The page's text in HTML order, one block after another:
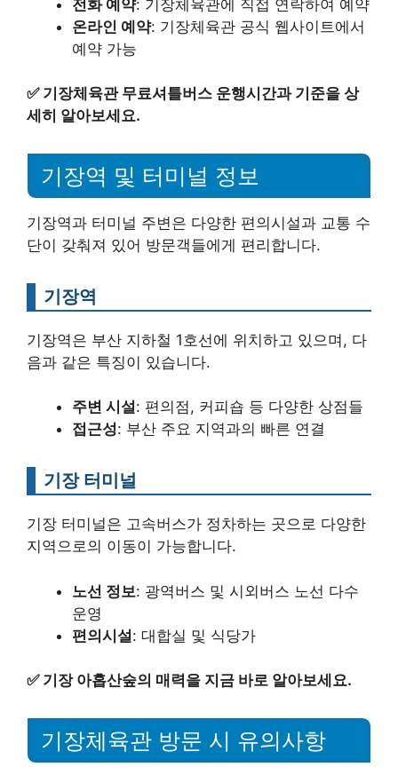
전화 예약: 기장체육관에 직접 연락하여 예약
온라인 예약: 기장체육관 공식 웹사이트에서
예약 가능
✅ 기장체육관 무료셔틀버스 운행시간과 기준을 상
세히 알아보세요.
기장역 및 터미널 정보
기장역과 터미널 주변은 다양한 편의시설과 교통 수
단이 갖춰져 있어 방문객들에게 편리합니다.
기장역
기장역은 부산 지하철 1호선에 위치하고 있으며, 다
음과 같은 특징이 있습니다.
주변 시설: 편의점, 커피숍 등 다양한 상점들
접근성: 부산 주요 지역과의 빠른 연결
기장 터미널
기장 터미널은 고속버스가 정차하는 곳으로 다양한
지역으로의 이동이 가능합니다.
노선 정보: 광역버스 및 시외버스 노선 다수
운영
편의시설: 대합실 및 식당가
✅ 기장 아홉산숲의 매력을 지금 바로 알아보세요.
기장체육관 방문 시 유의사항